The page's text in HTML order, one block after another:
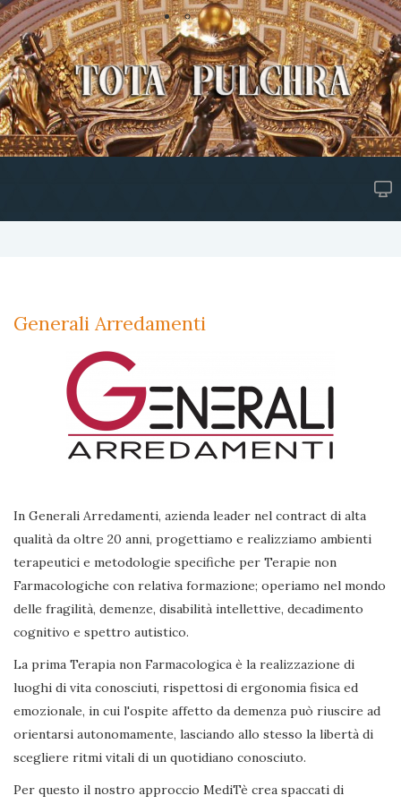
Generali Arredamenti
In Generali Arredamenti, azienda leader nel contract di alta
qualità da oltre 20 anni, progettiamo e realizziamo ambienti
terapeutici e metodologie specifiche per Terapie non
Farmacologiche con relativa formazione; operiamo nel mondo
delle fragilità, demenze, disabilità intellettive, decadimento
cognitivo e spettro autistico.
La prima Terapia non Farmacologica è la realizzazione di
luoghi di vita conosciuti, rispettosi di ergonomia fisica ed
emozionale, in cui l'ospite affetto da demenza può riuscire ad
orientarsi autonomamente, lasciando allo stesso la libertà di
scegliere ritmi vitali di un quotidiano conosciuto.
Per questo il nostro approccio MediTè crea spaccati di